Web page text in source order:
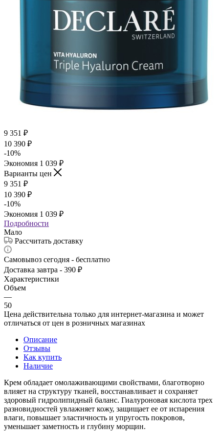
9 351 ₽
10 390 ₽
-10%
Экономия 1 039 ₽
Варианты цен
9 351 ₽
10 390 ₽
-10%
Экономия 1 039 ₽
Подробности
Мало
Рассчитать доставку
Самовывоз сегодня - бесплатно
Доставка завтра - 390 ₽
Характеристики
Объем
—
50
Цена действительна только для интернет-магазина и может
отличаться от цен в розничных магазинах
Описание
Отзывы
Как купить
Наличие
Крем обладает омолаживающими свойствами, благотворно
влияет на структуру тканей, восстанавливает и сохраняет
здоровый гидролипидный баланс. Гиалуроновая кислота трех
разновидностей увлажняет кожу, защищает ее от испарения
влаги, повышает эластичность и упругость покровов,
уменьшает заметность и глубину морщин.